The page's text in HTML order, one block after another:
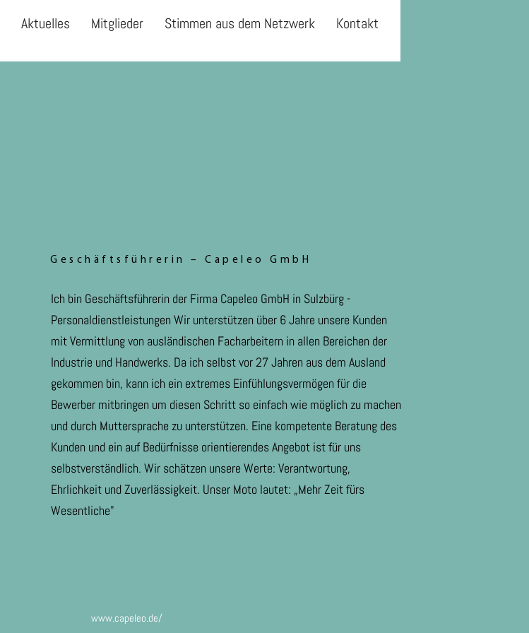
Aktuelles Mitglieder Stimmen aus dem Netzwerk Kontakt
Geschäftsführerin – Capeleo GmbH
Ich bin Geschäftsführerin der Firma Capeleo GmbH in Sulzbürg -
Personaldienstleistungen Wir unterstützen über 6 Jahre unsere Kunden
mit Vermittlung von ausländischen Facharbeitern in allen Bereichen der
Industrie und Handwerks. Da ich selbst vor 27 Jahren aus dem Ausland
gekommen bin, kann ich ein extremes Einfühlungsvermögen für die
Bewerber mitbringen um diesen Schritt so einfach wie möglich zu machen
und durch Muttersprache zu unterstützen. Eine kompetente Beratung des
Kunden und ein auf Bedürfnisse orientierendes Angebot ist für uns
selbstverständlich. Wir schätzen unsere Werte: Verantwortung,
Ehrlichkeit und Zuverlässigkeit. Unser Moto lautet: „Mehr Zeit fürs
Wesentliche"
www.capeleo.de/